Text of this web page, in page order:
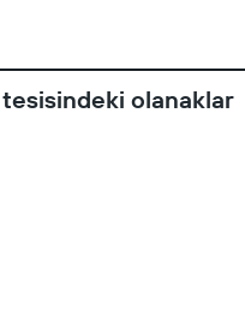
olanaklar